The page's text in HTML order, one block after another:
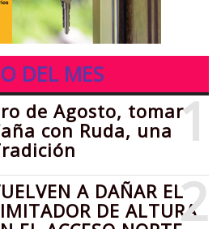
DEL MES
1
de Agosto, tomar
con Ruda, una
2
A DAÑAR EL
DE ALTURA